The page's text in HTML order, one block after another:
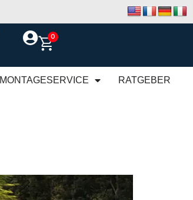
0
MONTAGESERVICE RATGEBER